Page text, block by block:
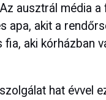
ausztrál média
apa, akit a
aki kórházban
hat évvel